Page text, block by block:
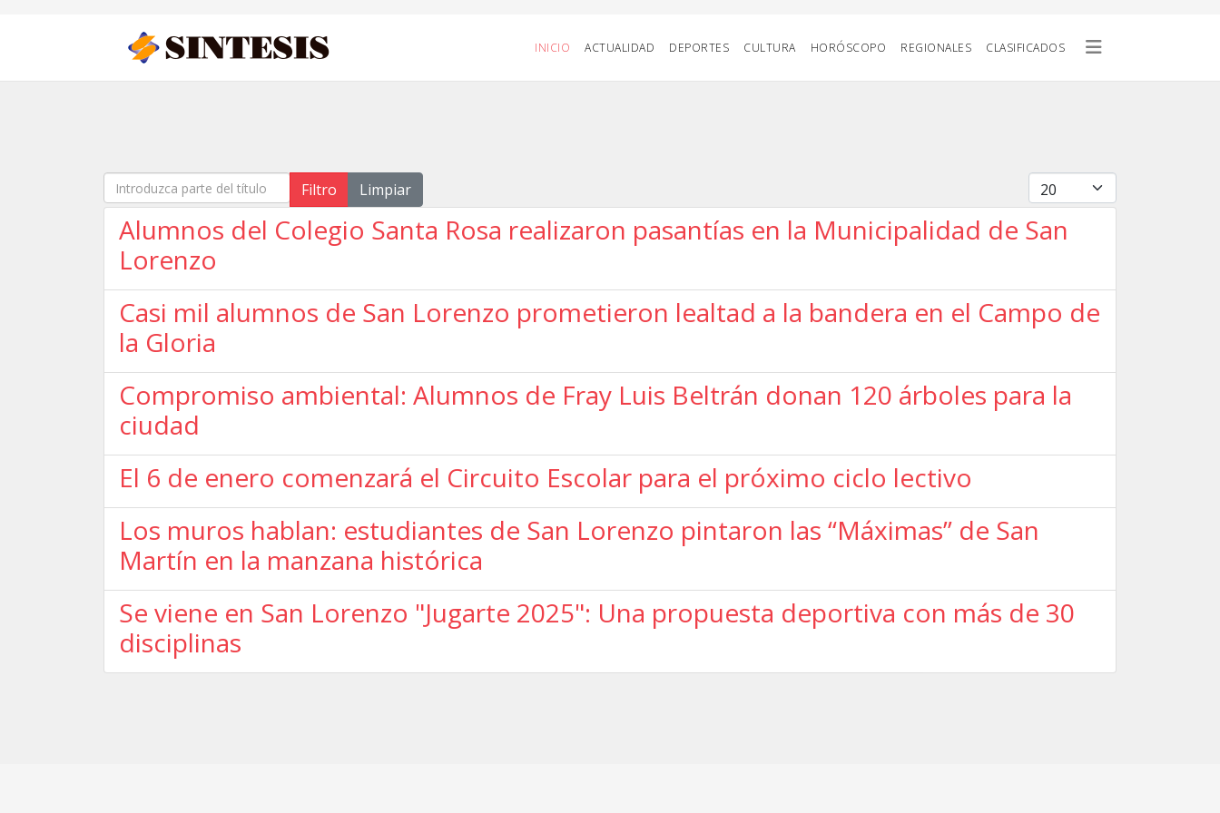
INICIO ACTUALIDAD DEPORTES CULTURA HORÓSCOPO REGIONALES CLASIFICADOS
Introduzca parte del título Filtro Limpiar Cantidad
Alumnos del Colegio Santa Rosa realizaron pasantías en la Municipalidad de San
Lorenzo
Casi mil alumnos de San Lorenzo prometieron lealtad a la bandera en el Campo de
la Gloria
Compromiso ambiental: Alumnos de Fray Luis Beltrán donan 120 árboles para la
ciudad
El 6 de enero comenzará el Circuito Escolar para el próximo ciclo lectivo
Los muros hablan: estudiantes de San Lorenzo pintaron las “Máximas” de San
Martín en la manzana histórica
Se viene en San Lorenzo "Jugarte 2025": Una propuesta deportiva con más de 30
disciplinas